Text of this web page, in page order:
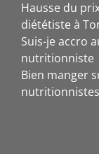
Hausse du
diététiste à
Suis-je accro
nutritionniste
Bien manger